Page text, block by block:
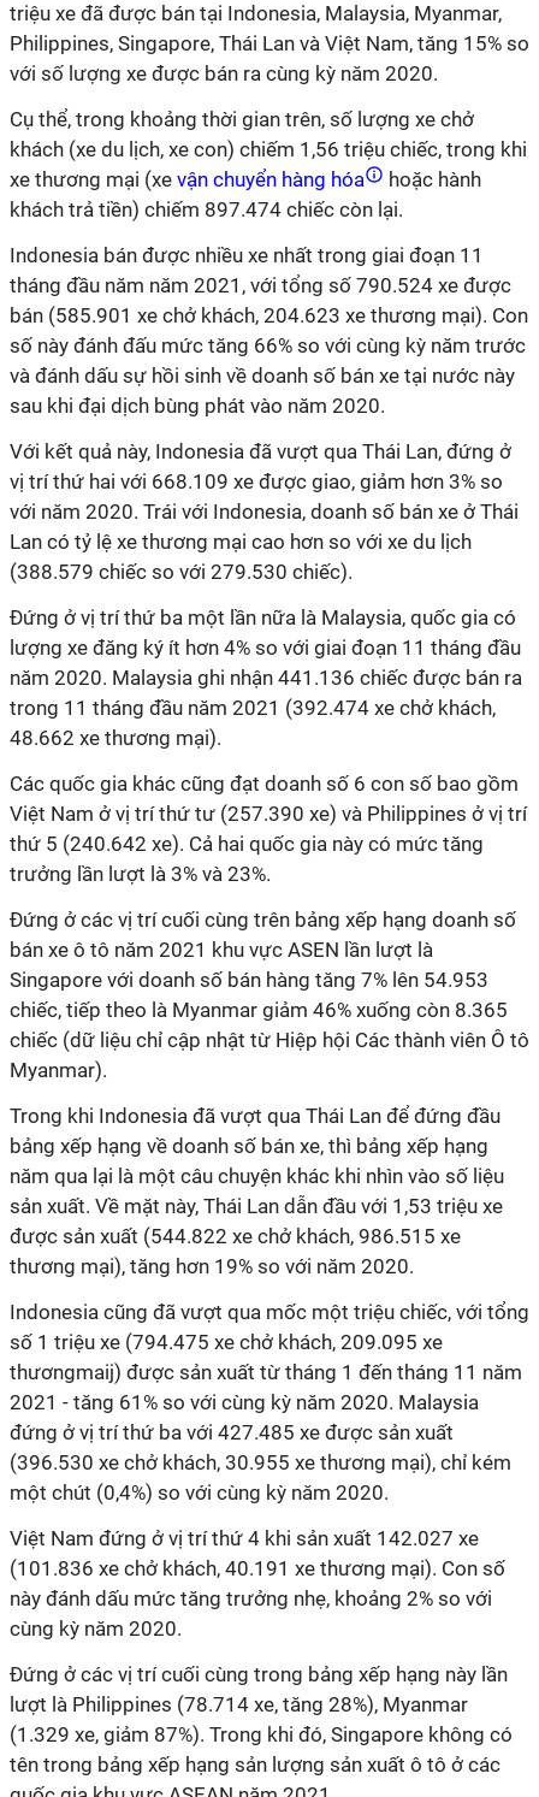
triệu xe đã được bán tại Indonesia, Malaysia, Myanmar,
Philippines, Singapore, Thái Lan và Việt Nam, tăng 15% so
với số lượng xe được bán ra cùng kỳ năm 2020.
Cụ thể, trong khoảng thời gian trên, số lượng xe chở
khách (xe du lịch, xe con) chiếm 1,56 triệu chiếc, trong khi
xe thương mại (xe vận chuyển hàng hóa
hoặc hành
khách trả tiền) chiếm 897.474 chiếc còn lại.
Indonesia bán được nhiều xe nhất trong giai đoạn 11
tháng đầu năm năm 2021, với tổng số 790.524 xe được
bán (585.901 xe chở khách, 204.623 xe thương mại). Con
số này đánh đấu mức tăng 66% so với cùng kỳ năm trước
và đánh dấu sự hồi sinh về doanh số bán xe tại nước này
sau khi đại dịch bùng phát vào năm 2020.
Với kết quả này, Indonesia đã vượt qua Thái Lan, đứng ở
vị trí thứ hai với 668.109 xe được giao, giảm hơn 3% so
với năm 2020. Trái với Indonesia, doanh số bán xe ở Thái
Lan có tỷ lệ xe thương mại cao hơn so với xe du lịch
(388.579 chiếc so với 279.530 chiếc).
Đứng ở vị trí thứ ba một lần nữa là Malaysia, quốc gia có
lượng xe đăng ký ít hơn 4% so với giai đoạn 11 tháng đầu
năm 2020. Malaysia ghi nhận 441.136 chiếc được bán ra
trong 11 tháng đầu năm 2021 (392.474 xe chở khách,
48.662 xe thương mại).
Các quốc gia khác cũng đạt doanh số 6 con số bao gồm
Việt Nam ở vị trí thứ tư (257.390 xe) và Philippines ở vị trí
thứ 5 (240.642 xe). Cả hai quốc gia này có mức tăng
trưởng lần lượt là 3% và 23%.
Đứng ở các vị trí cuối cùng trên bảng xếp hạng doanh số
bán xe ô tô năm 2021 khu vực ASEN lần lượt là
Singapore với doanh số bán hàng tăng 7% lên 54.953
chiếc, tiếp theo là Myanmar giảm 46% xuống còn 8.365
chiếc (dữ liệu chỉ cập nhật từ Hiệp hội Các thành viên Ô tô
Myanmar).
Trong khi Indonesia đã vượt qua Thái Lan để đứng đầu
bảng xếp hạng về doanh số bán xe, thì bảng xếp hạng
năm qua lại là một câu chuyện khác khi nhìn vào số liệu
sản xuất. Về mặt này, Thái Lan dẫn đầu với 1,53 triệu xe
được sản xuất (544.822 xe chở khách, 986.515 xe
thương mại), tăng hơn 19% so với năm 2020.
Indonesia cũng đã vượt qua mốc một triệu chiếc, với tổng
số 1 triệu xe (794.475 xe chở khách, 209.095 xe
thươngmaij) được sản xuất từ tháng 1 đến tháng 11 năm
2021 - tăng 61% so với cùng kỳ năm 2020. Malaysia
đứng ở vị trí thứ ba với 427.485 xe được sản xuất
(396.530 xe chở khách, 30.955 xe thương mại), chỉ kém
một chút (0,4%) so với cùng kỳ năm 2020.
Việt Nam đứng ở vị trí thứ 4 khi sản xuất 142.027 xe
(101.836 xe chở khách, 40.191 xe thương mại). Con số
này đánh dấu mức tăng trưởng nhẹ, khoảng 2% so với
cùng kỳ năm 2020.
Đứng ở các vị trí cuối cùng trong bảng xếp hạng này lần
lượt là Philippines (78.714 xe, tăng 28%), Myanmar
(1.329 xe, giảm 87%). Trong khi đó, Singapore không có
tên trong bảng xếp hạng sản lượng sản xuất ô tô ở các